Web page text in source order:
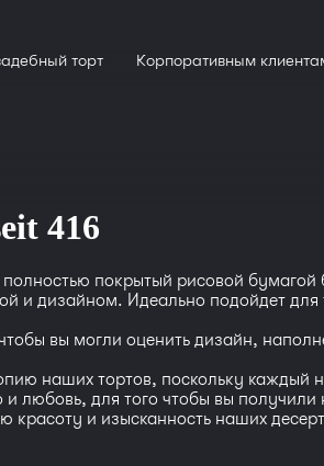
торт Корпоративным
416
покрытый рисовой
и дизайном. Идеально подойдет
вы могли оценить дизайн,
наших тортов, поскольку каждый
и любовь, для того чтобы вы
и изысканность наших